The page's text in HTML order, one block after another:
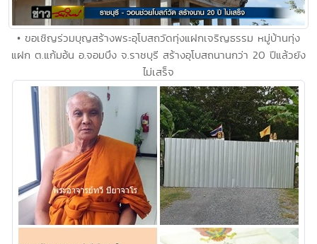
• ขอเชิญร่วมบุญสร้างพระอุโบสถวัดทุ่งแฝกเจริญธรรม หมู่บ้านทุ่ง
แฝก ต.แก้มอ้น อ.จอมบึง จ.ราชบุรี สร้างอุโบสถนานกว่า 20 ปีแล้วยัง
ไม่เสร็จ